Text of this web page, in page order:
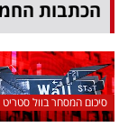
הכתבות
סיכום המסחר בוול סטריט